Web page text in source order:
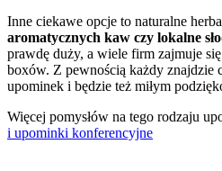
Inne ciekawe opcje to naturalne
aromatycznych kaw czy lokalne
prawdę duży, a wiele firm zajmuje
boxów. Z pewnością każdy znajdzie
upominek i będzie też miłym
Więcej pomysłów na tego rodzaju
i upominki konferencyjne